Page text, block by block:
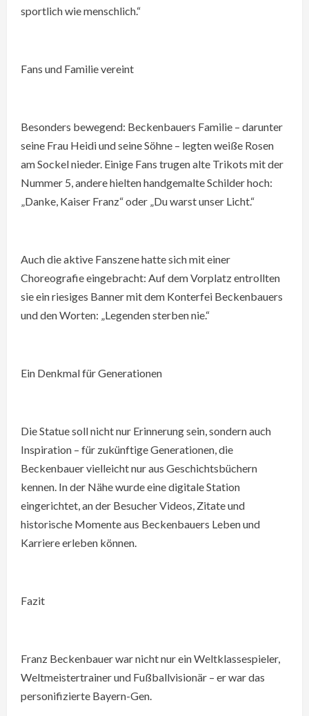
sportlich wie menschlich.“
Fans und Familie vereint
Besonders bewegend: Beckenbauers Familie – darunter
seine Frau Heidi und seine Söhne – legten weiße Rosen
am Sockel nieder. Einige Fans trugen alte Trikots mit der
Nummer 5, andere hielten handgemalte Schilder hoch:
„Danke, Kaiser Franz“ oder „Du warst unser Licht.“
Auch die aktive Fanszene hatte sich mit einer
Choreografie eingebracht: Auf dem Vorplatz entrollten
sie ein riesiges Banner mit dem Konterfei Beckenbauers
und den Worten: „Legenden sterben nie.“
Ein Denkmal für Generationen
Die Statue soll nicht nur Erinnerung sein, sondern auch
Inspiration – für zukünftige Generationen, die
Beckenbauer vielleicht nur aus Geschichtsbüchern
kennen. In der Nähe wurde eine digitale Station
eingerichtet, an der Besucher Videos, Zitate und
historische Momente aus Beckenbauers Leben und
Karriere erleben können.
Fazit
Franz Beckenbauer war nicht nur ein Weltklassespieler,
Weltmeistertrainer und Fußballvisionär – er war das
personifizierte Bayern-Gen.